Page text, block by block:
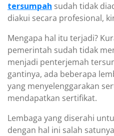
tersumpah sudah tidak
diakui secara profesional,
Mengapa hal itu terjadi?
pemerintah sudah tidak
menjadi penterjemah
gantinya, ada beberapa
yang menyelenggarakan
mendapatkan sertifikat.
Lembaga yang diserahi
dengan hal ini salah